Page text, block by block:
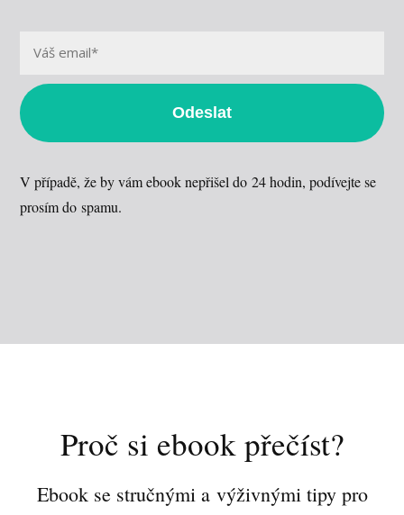
Odeslat
V případě, že by vám ebook nepřišel do 24 hodin, podívejte se
prosím do spamu.
Proč si ebook přečíst?
Ebook se stručnými a výživnými tipy pro